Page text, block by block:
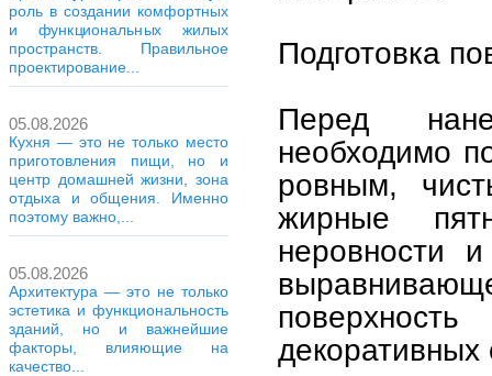
роль в создании комфортных
и функциональных жилых
пространств. Правильное
проектирование...
05.08.2026
Кухня — это не только место
приготовления пищи, но и
центр домашней жизни, зона
отдыха и общения. Именно
поэтому важно,...
05.08.2026
Архитектура — это не только
эстетика и функциональность
зданий, но и важнейшие
факторы, влияющие на
качество...
Подготовка
Перед
необходимо
ровным,
жирные
неровности
декоративных